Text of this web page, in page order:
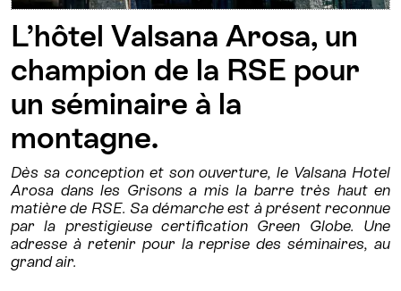
L’hôtel Valsana Arosa, un
champion de la RSE pour
un séminaire à la
montagne.
Dès sa conception et son ouverture, le Valsana Hotel
Arosa dans les Grisons a mis la barre très haut en
matière de RSE. Sa démarche est à présent reconnue
par la prestigieuse certification Green Globe. Une
adresse à retenir pour la reprise des séminaires, au
grand air.